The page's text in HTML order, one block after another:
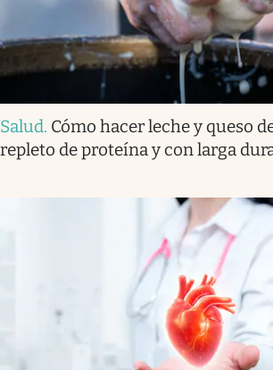
Salud. Cómo hacer leche y queso
repleto de proteína y con larga